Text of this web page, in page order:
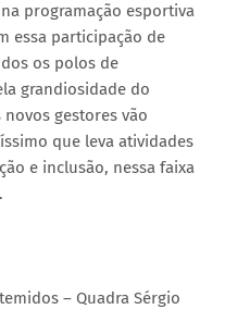
programação esportiva
essa participação de
os polos de
grandiosidade do
novos gestores vão
que leva atividades
e inclusão, nessa faixa
– Quadra Sérgio